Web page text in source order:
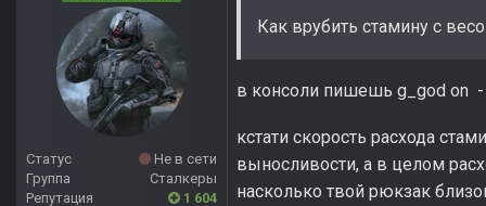
Статус
Не в сети
Группа
Сталкеры
Репутация
1 604
Как врубить стамину с
в консоли пишешь g_god on -
кстати скорость расхода
выносливости, а в целом
насколько твой рюкзак